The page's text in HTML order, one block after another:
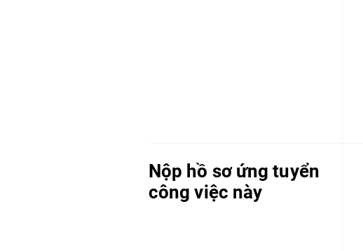
Nộp hồ sơ ứng tuyển
công việc này